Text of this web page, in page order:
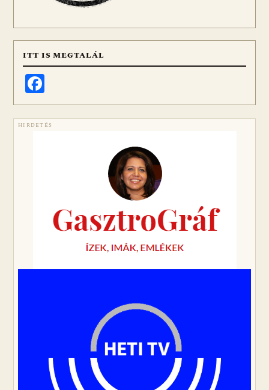
ITT IS MEGTALÁL
HIRDETÉS